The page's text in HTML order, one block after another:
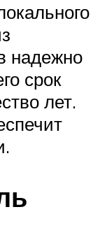
надежно
срок
лет.